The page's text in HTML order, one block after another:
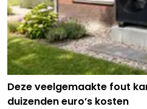
Deze veelgemaakte fout
duizenden euro’s kosten